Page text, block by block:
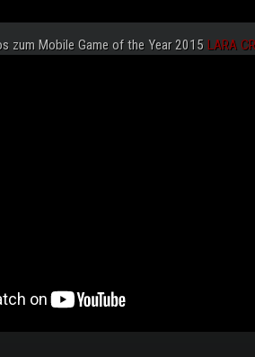
zum Mobile Game of the Year 2015 LARA